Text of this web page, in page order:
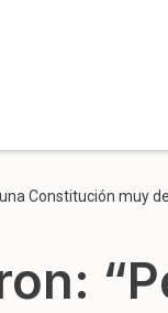
Constitución muy